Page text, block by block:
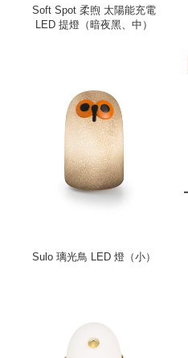
Soft Spot 柔煦 太陽能充電
LED 提燈（暗夜黑、中）
Sulo 璃光鳥 LED 燈（小）